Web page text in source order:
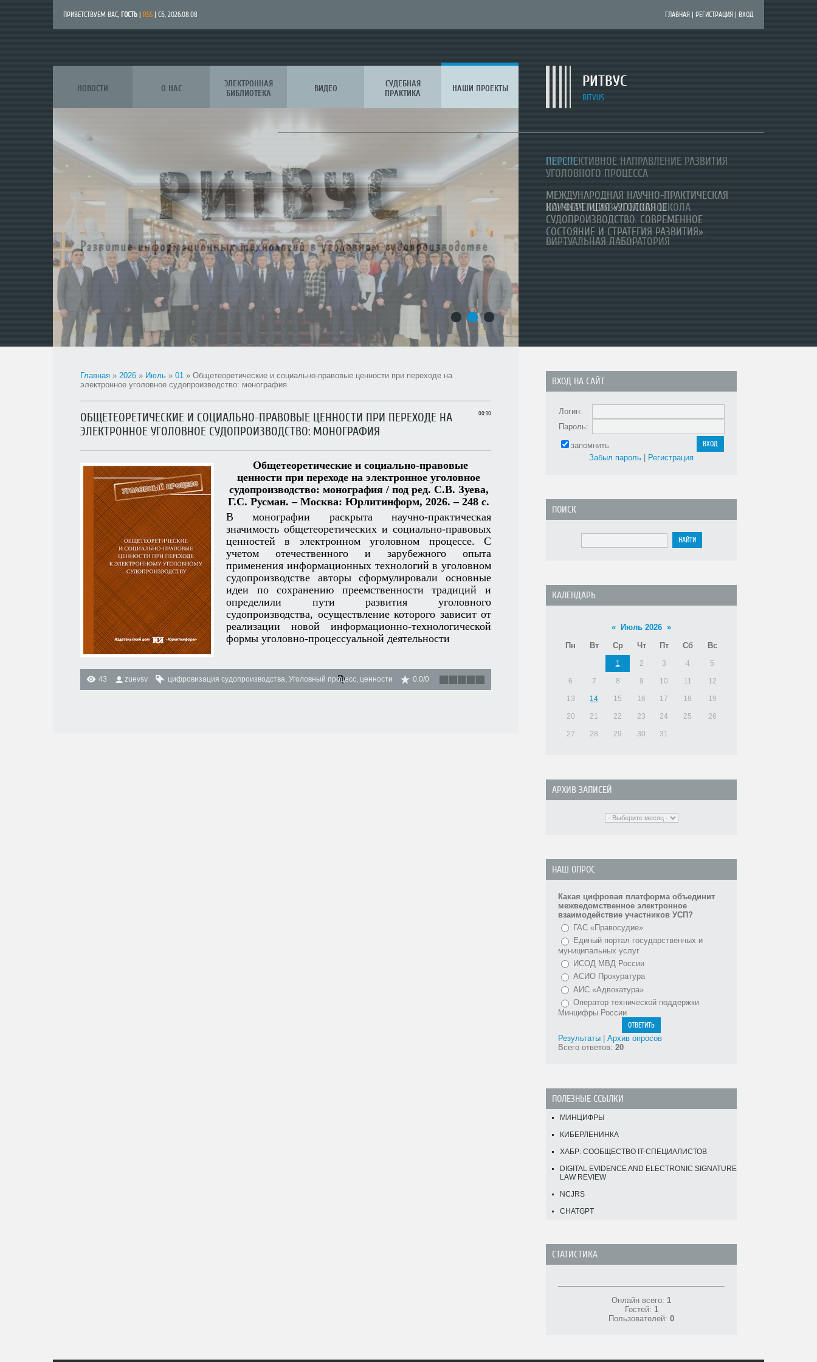
ПРИВЕТСТВУЕМ ВАС, ГОСТЬ RSS | СБ, 2026.08.08 ГЛАВНАЯ РЕГИСТРАЦИЯ ВХОД
РИТВУС
RITVUS
НОВОСТИ О НАС
ЭЛЕКТРОННАЯ
БИБЛИОТЕКА
ВИДЕО
СУДЕБНАЯ
ПРАКТИКА
НАШИ ПРОЕКТЫ
ПЕРСПЕКТИВНОЕ НАПРАВЛЕНИЕ РАЗВИТИЯ
УГОЛОВНОГО ПРОЦЕССА
НАУЧНАЯ МЕЖВУЗОВСКАЯ ШКОЛА
ВИРТУАЛЬНАЯ ЛАБОРАТОРИЯ
РИТВУС
МЕЖДУНАРОДНАЯ НАУЧНО-ПРАКТИЧЕСКАЯ
КОНФЕРЕНЦИЯ «УГОЛОВНОЕ
СУДОПРОИЗВОДСТВО: СОВРЕМЕННОЕ
СОСТОЯНИЕ И СТРАТЕГИЯ РАЗВИТИЯ».
Москва, 27 ноября 2025 г.
РИТВУС
Всероссийская научно-практическая
конференция «Актуальные вопросы
расследования преступлений в условиях
развития цифровых технологий».
Уфа, 17 октября 2025 г.
2
Главная » 2026 » Июль » 01 » Общетеоретические и социально-правовые ценности при переходе на
электронное уголовное судопроизводство: монография
00:30
ОБЩЕТЕОРЕТИЧЕСКИЕ И СОЦИАЛЬНО-ПРАВОВЫЕ ЦЕННОСТИ ПРИ ПЕРЕХОДЕ НА
ЭЛЕКТРОННОЕ УГОЛОВНОЕ СУДОПРОИЗВОДСТВО: МОНОГРАФИЯ
Общетеоретические и социально-правовые
ценности при переходе на электронное уголовное
судопроизводство: монография / под ред. С.В. Зуева,
Г.С. Русман. – Москва: Юрлитинформ, 2026. – 248 с.
В монографии раскрыта научно-практическая
значимость общетеоретических и социально-правовых
ценностей в электронном уголовном процессе. С
учетом отечественного и зарубежного опыта
применения информационных технологий в уголовном
судопроизводстве авторы сформулировали основные
идеи по сохранению преемственности традиций и
определили пути развития уголовного
судопроизводства, осуществление которого зависит от
реализации новой информационно-технологической
формы уголовно-процессуальной деятельности
43 zuevsv цифровизация судопроизводства, Уголовный процесс, ценности 0.0/0
ВХОД НА САЙТ
Логин:
Пароль:
запомнить
Забыл пароль
Регистрация
ПОИСК
КАЛЕНДАРЬ
« Июль 2026 »
Пн
Вт Ср Чт Пт Сб Вс
1 2 3 4 5
6 7 8 9 10 11 12
13 14 15 16 17 18 19
20 21 22 23 24 25 26
27 28 29 30 31
АРХИВ ЗАПИСЕЙ
НАШ ОПРОС
Какая цифровая платформа объединит
межведомственное электронное
взаимодействие участников УСП?
ГАС «Правосудие»
Единый портал государственных и
муниципальных услуг
ИСОД МВД России
АСИО Прокуратура
АИС «Адвокатура»
Оператор технической поддержки
Минцифры России
Результаты
Архив опросов
Всего ответов: 20
ПОЛЕЗНЫЕ ССЫЛКИ
МИНЦИФРЫ
КИБЕРЛЕНИНКА
ХАБР: СООБЩЕСТВО IT-СПЕЦИАЛИСТОВ
DIGITAL EVIDENCE AND ELECTRONIC SIGNATURE
LAW REVIEW
NCJRS
CHATGPT
СТАТИСТИКА
Онлайн всего: 1
Гостей: 1
Пользователей: 0